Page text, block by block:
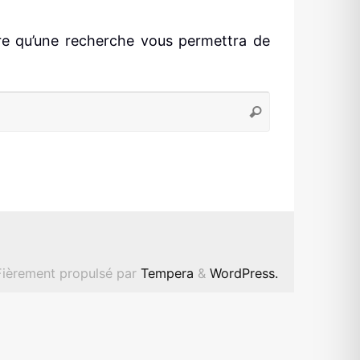
qu’une recherche vous permettra de
Rechercher
propulsé par Tempera & WordPress.